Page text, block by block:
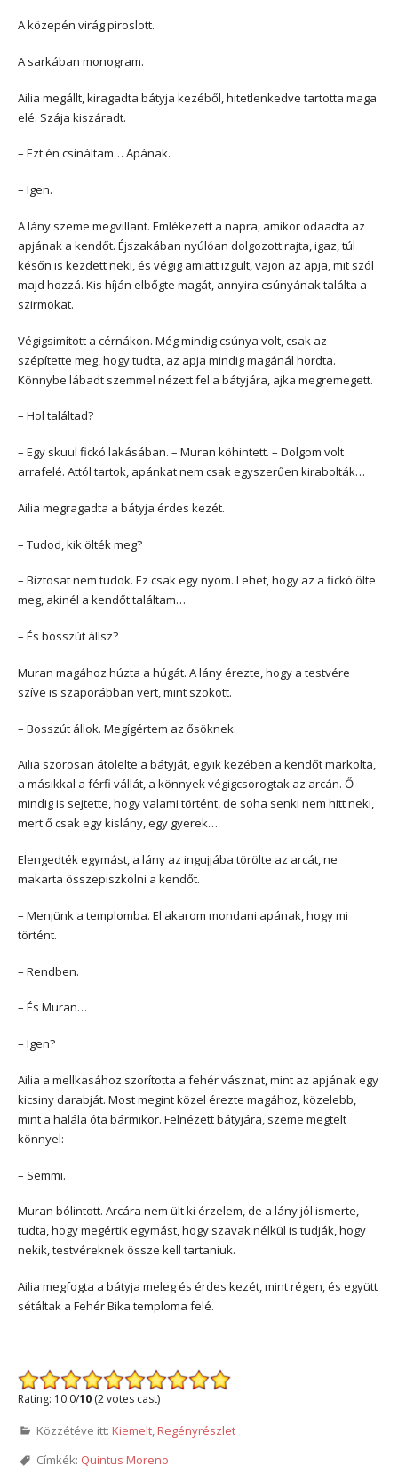
A közepén virág piroslott.
A sarkában monogram.
Ailia megállt, kiragadta bátyja kezéből, hitetlenkedve tartotta maga
elé. Szája kiszáradt.
– Ezt én csináltam… Apának.
– Igen.
A lány szeme megvillant. Emlékezett a napra, amikor odaadta az
apjának a kendőt. Éjszakában nyúlóan dolgozott rajta, igaz, túl
későn is kezdett neki, és végig amiatt izgult, vajon az apja, mit szól
majd hozzá. Kis híján elbőgte magát, annyira csúnyának találta a
szirmokat.
Végigsimított a cérnákon. Még mindig csúnya volt, csak az
szépítette meg, hogy tudta, az apja mindig magánál hordta.
Könnybe lábadt szemmel nézett fel a bátyjára, ajka megremegett.
– Hol találtad?
– Egy skuul fickó lakásában. – Muran köhintett. – Dolgom volt
arrafelé. Attól tartok, apánkat nem csak egyszerűen kirabolták…
Ailia megragadta a bátyja érdes kezét.
– Tudod, kik ölték meg?
– Biztosat nem tudok. Ez csak egy nyom. Lehet, hogy az a fickó ölte
meg, akinél a kendőt találtam…
– És bosszút állsz?
Muran magához húzta a húgát. A lány érezte, hogy a testvére
szíve is szaporábban vert, mint szokott.
– Bosszút állok. Megígértem az ősöknek.
Ailia szorosan átölelte a bátyját, egyik kezében a kendőt markolta,
a másikkal a férfi vállát, a könnyek végigcsorogtak az arcán. Ő
mindig is sejtette, hogy valami történt, de soha senki nem hitt neki,
mert ő csak egy kislány, egy gyerek…
Elengedték egymást, a lány az ingujjába törölte az arcát, ne
makarta összepiszkolni a kendőt.
– Menjünk a templomba. El akarom mondani apának, hogy mi
történt.
– Rendben.
– És Muran…
– Igen?
Ailia a mellkasához szorította a fehér vásznat, mint az apjának egy
kicsiny darabját. Most megint közel érezte magához, közelebb,
mint a halála óta bármikor. Felnézett bátyjára, szeme megtelt
könnyel:
– Semmi.
Muran bólintott. Arcára nem ült ki érzelem, de a lány jól ismerte,
tudta, hogy megértik egymást, hogy szavak nélkül is tudják, hogy
nekik, testvéreknek össze kell tartaniuk.
Ailia megfogta a bátyja meleg és érdes kezét, mint régen, és együtt
sétáltak a Fehér Bika temploma felé.
Rating: 10.0/10 (2 votes cast)
Közzétéve itt: Kiemelt,Regényrészlet
Címkék: Quintus Moreno